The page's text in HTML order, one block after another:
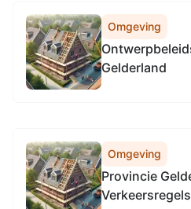
Omgeving
Gelderland
Omgeving
Provincie